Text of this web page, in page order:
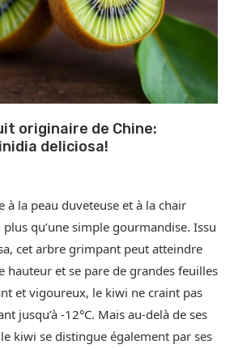
originaire de Chine:
deliciosa!
à la peau duveteuse et à la chair
qu’une simple gourmandise. Issu
cet arbre grimpant peut atteindre
hauteur et se pare de grandes feuilles
et vigoureux, le kiwi ne craint pas
jusqu’à -12°C. Mais au-delà de ses
kiwi se distingue également par ses